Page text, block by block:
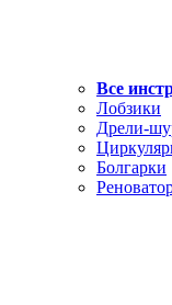
Все
Лобзики
Дрели-
Болгарки